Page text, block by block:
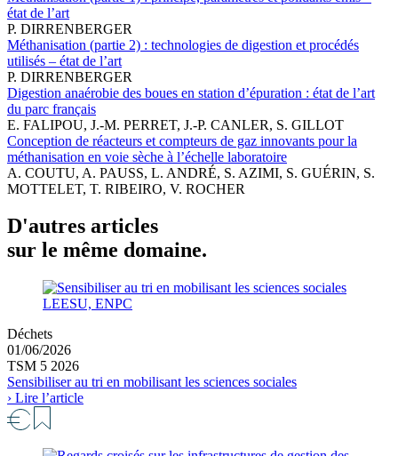
état de l’art
P. DIRRENBERGER
Méthanisation (partie 2) : technologies de digestion et procédés
utilisés – état de l’art
P. DIRRENBERGER
Digestion anaérobie des boues en station d’épuration : état de l’art
du parc français
E. FALIPOU, J.-M. PERRET, J.-P. CANLER, S. GILLOT
Conception de réacteurs et compteurs de gaz innovants pour la
méthanisation en voie sèche à l’échelle laboratoire
A. COUTU, A. PAUSS, L. ANDRÉ, S. AZIMI, S. GUÉRIN, S.
MOTTELET, T. RIBEIRO, V. ROCHER
D'autres articles
sur le même domaine.
LEESU, ENPC
Déchets
01/06/2026
TSM 5 2026
Sensibiliser au tri en mobilisant les sciences sociales
› Lire l’article